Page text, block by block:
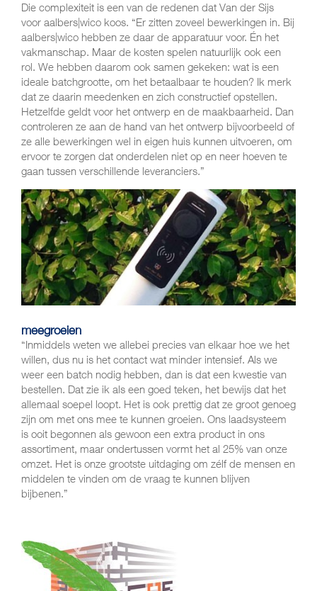
Die complexiteit is een van de redenen dat Van der Sijs
voor aalbers|wico koos. “Er zitten zoveel bewerkingen in. Bij
aalbers|wico hebben ze daar de apparatuur voor. Én het
vakmanschap. Maar de kosten spelen natuurlijk ook een
rol. We hebben daarom ook samen gekeken: wat is een
ideale batchgrootte, om het betaalbaar te houden? Ik merk
dat ze daarin meedenken en zich constructief opstellen.
Hetzelfde geldt voor het ontwerp en de maakbaarheid. Dan
controleren ze aan de hand van het ontwerp bijvoorbeeld of
ze alle bewerkingen wel in eigen huis kunnen uitvoeren, om
ervoor te zorgen dat onderdelen niet op en neer hoeven te
gaan tussen verschillende leveranciers.”
meegroeien
“Inmiddels weten we allebei precies van elkaar hoe we het
willen, dus nu is het contact wat minder intensief. Als we
weer een batch nodig hebben, dan is dat een kwestie van
bestellen. Dat zie ik als een goed teken, het bewijs dat het
allemaal soepel loopt. Het is ook prettig dat ze groot genoeg
zijn om met ons mee te kunnen groeien. Ons laadsysteem
is ooit begonnen als gewoon een extra product in ons
assortiment, maar ondertussen vormt het al 25% van onze
omzet. Het is onze grootste uitdaging om zélf de mensen en
middelen te vinden om de vraag te kunnen blijven
bijbenen.”